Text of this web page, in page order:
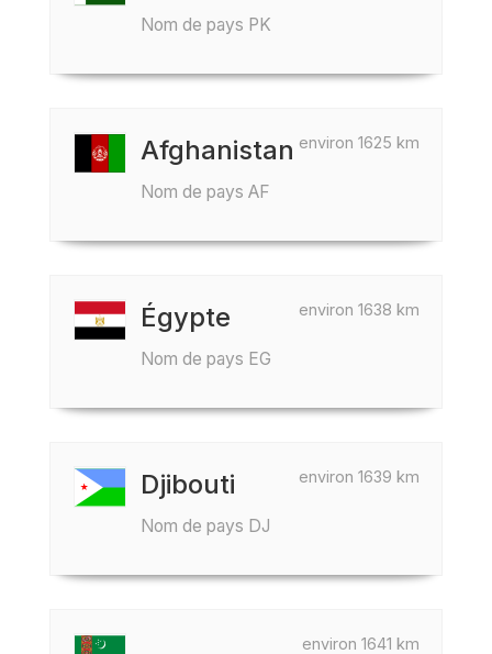
Nom de pays PK
environ 1625 km
Afghanistan
Nom de pays AF
environ 1638 km
Égypte
Nom de pays EG
environ 1639 km
Djibouti
Nom de pays DJ
environ 1641 km